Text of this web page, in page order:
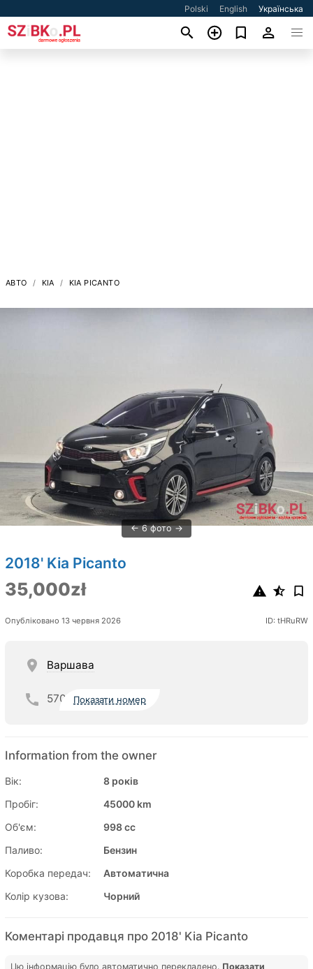
Polski English Українська
АВТО KIA KIA PICANTO
6 фото
2018' Kia Picanto
35,000zł
Опубліковано 13 червня 2026 ID: tHRuRW
Варшава
570 Показати номер
Information from the owner
Вік:
8 років
Пробіг:
45000 km
Об'єм:
998 cc
Паливо:
Бензин
Коробка передач:
Автоматична
Колір кузова:
Чорний
Коментарі продавця про 2018' Kia Picanto
Цю інформацію було автоматично перекладено. Показати